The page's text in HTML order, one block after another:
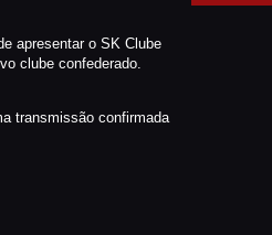
apresentar o SK Clube
clube confederado.
transmissão confirmada